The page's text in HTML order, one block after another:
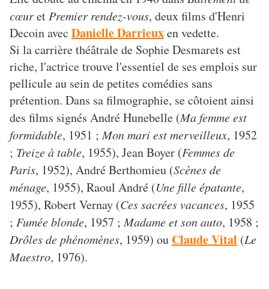
cœuret Premier rendez-vous, deux films d'Henri
Decoin avec Danielle Darrieuxen vedette.
Si la carrière théâtrale de Sophie Desmarets est
riche, l'actrice trouve l'essentiel de ses emplois sur
pellicule au sein de petites comédies sans
prétention. Dans sa filmographie, se côtoient ainsi
des films signés André Hunebelle (Ma femme est
formidable, 1951 ;Mon mari est merveilleux, 1952
; Treize à table, 1955), Jean Boyer (Femmes de
Paris, 1952), André Berthomieu (Scènes de
ménage, 1955), Raoul André (Une fille épatante,
1955), Robert Vernay (Ces sacrées vacances, 1955
; Fumée blonde, 1957 ;Madame et son auto, 1958 ;
Drôles de phénomènes, 1959) ou Claude Vital (Le
Maestro, 1976).